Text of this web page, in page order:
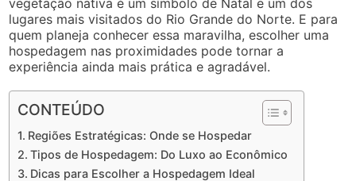
lugares mais visitados do Rio Grande do Norte. E para
quem planeja conhecer essa maravilha, escolher uma
hospedagem nas proximidades pode tornar a
experiência ainda mais prática e agradável.
CONTEÚDO
Regiões Estratégicas: Onde se Hospedar
Tipos de Hospedagem: Do Luxo ao Econômico
Dicas para Escolher a Hospedagem Ideal